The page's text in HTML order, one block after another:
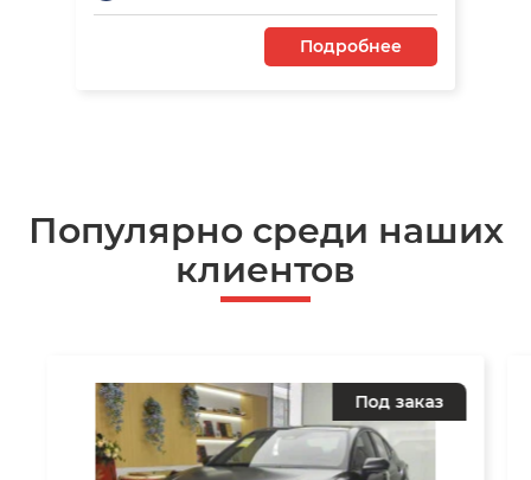
Подробнее
Популярно среди наших
клиентов
Под заказ